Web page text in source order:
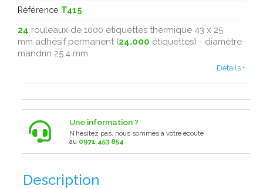
Référence T415
24 rouleaux de 1000 étiquettes thermique 43 x 25
mm adhésif permanent (24.000 étiquettes) - diamètre
mandrin 25.4 mm.
Détails +
Une information ?
N’hésitez pas, nous sommes à votre écoute
au 0971 453 854
Description